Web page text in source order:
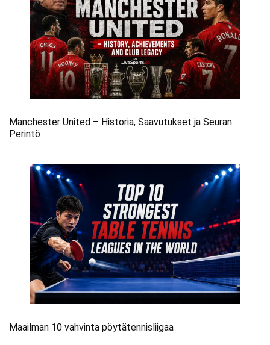
Manchester United – Historia, Saavutukset ja Seuran
Perintö
Maailman 10 vahvinta pöytätennisliigaa